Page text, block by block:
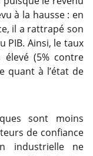
à la hausse : en
il a rattrapé son
PIB. Ainsi, le taux
élevé (5% contre
quant à l’état de
sont moins
de confiance
industrielle ne